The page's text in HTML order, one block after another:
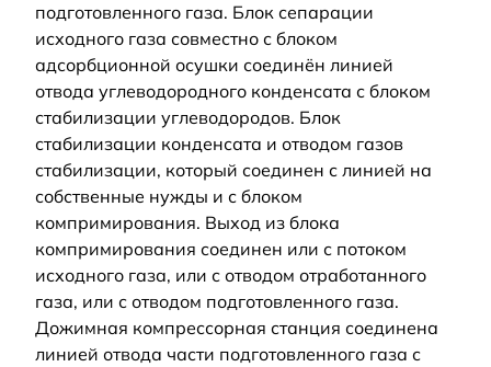
подготовленного газа. Блок сепарации
исходного газа совместно с блоком
адсорбционной осушки соединён линией
отвода углеводородного конденсата с блоком
стабилизации углеводородов. Блок
стабилизации конденсата и отводом газов
стабилизации, который соединен с линией на
собственные нужды и с блоком
компримирования. Выход из блока
компримирования соединен или с потоком
исходного газа, или с отводом отработанного
газа, или с отводом подготовленного газа.
Дожимная компрессорная станция соединена
линией отвода части подготовленного газа с